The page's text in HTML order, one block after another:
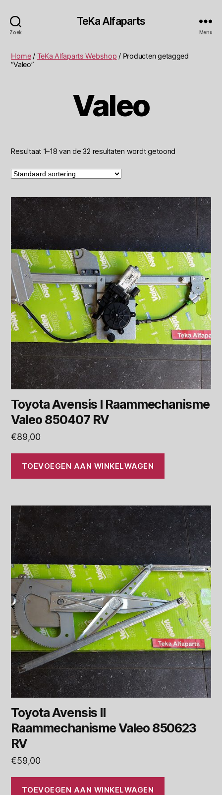
Zoek
TeKa Alfaparts
Menu
Home/ TeKa Alfaparts Webshop / Producten getagged
“Valeo”
Valeo
Resultaat 1–18 van de 32 resultaten wordt getoond
Toyota Avensis I Raammechanisme
Valeo 850407 RV
€89,00
TOEVOEGEN AAN WINKELWAGEN
Toyota Avensis II
Raammechanisme Valeo 850623
RV
€59,00
TOEVOEGEN AAN WINKELWAGEN